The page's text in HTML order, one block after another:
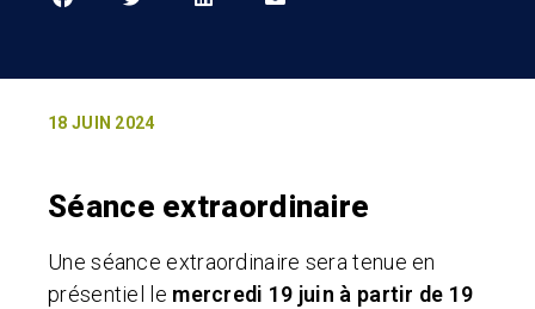
18 JUIN 2024
Séance extraordinaire
Une séance extraordinaire sera tenue en
présentiel le mercredi 19 juin à partir de 19